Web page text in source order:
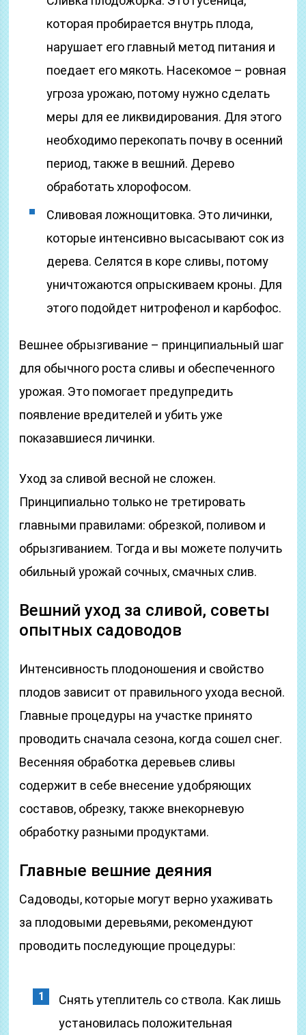
которая пробирается внутрь плода,
нарушает его главный метод питания и
поедает его мякоть. Насекомое – ровная
угроза урожаю, потому нужно сделать
меры для ее ликвидирования. Для этого
необходимо перекопать почву в осенний
период, также в вешний. Дерево
обработать хлорофосом.
Сливовая ложнощитовка. Это личинки,
которые интенсивно высасывают сок из
дерева. Селятся в коре сливы, потому
уничтожаются опрыскиваем кроны. Для
этого подойдет нитрофенол и карбофос.
Вешнее обрызгивание – принципиальный шаг
для обычного роста сливы и обеспеченного
урожая. Это помогает предупредить
появление вредителей и убить уже
показавшиеся личинки.
Уход за сливой весной не сложен.
Принципиально только не третировать
главными правилами: обрезкой, поливом и
обрызгиванием. Тогда и вы можете получить
обильный урожай сочных, смачных слив.
Вешний уход за сливой, советы
опытных садоводов
Интенсивность плодоношения и свойство
плодов зависит от правильного ухода весной.
Главные процедуры на участке принято
проводить сначала сезона, когда сошел снег.
Весенняя обработка деревьев сливы
содержит в себе внесение удобряющих
составов, обрезку, также внекорневую
обработку разными продуктами.
Главные вешние деяния
Садоводы, которые могут верно ухаживать
за плодовыми деревьями, рекомендуют
проводить последующие процедуры:
Снять утеплитель со ствола. Как лишь
установилась положительная